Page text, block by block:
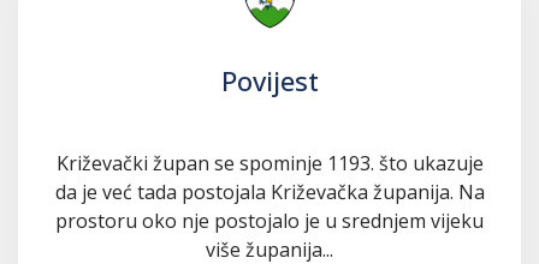
Povijest
Križevački župan se spominje 1193. što ukazuje
da je već tada postojala Križevačka županija. Na
prostoru oko nje postojalo je u srednjem vijeku
više županija...